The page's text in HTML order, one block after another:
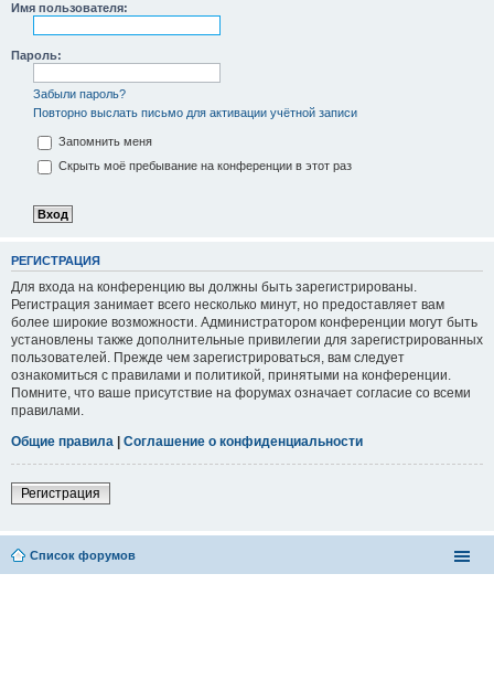
Имя пользователя:
Пароль:
Забыли пароль?
Повторно выслать письмо для активации учётной записи
Запомнить меня
Скрыть моё пребывание на конференции в этот раз
РЕГИСТРАЦИЯ
Для входа на конференцию вы должны быть зарегистрированы.
Регистрация занимает всего несколько минут, но предоставляет вам
более широкие возможности. Администратором конференции могут быть
установлены также дополнительные привилегии для зарегистрированных
пользователей. Прежде чем зарегистрироваться, вам следует
ознакомиться с правилами и политикой, принятыми на конференции.
Помните, что ваше присутствие на форумах означает согласие со всеми
правилами.
Общие правила | Соглашение о конфиденциальности
Регистрация
Список форумов